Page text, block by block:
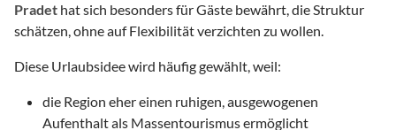
Pradet hat sich besonders für Gäste bewährt, die Struktur
schätzen, ohne auf Flexibilität verzichten zu wollen.
Diese Urlaubsidee wird häufig gewählt, weil:
die Region eher einen ruhigen, ausgewogenen
Aufenthalt als Massentourismus ermöglicht